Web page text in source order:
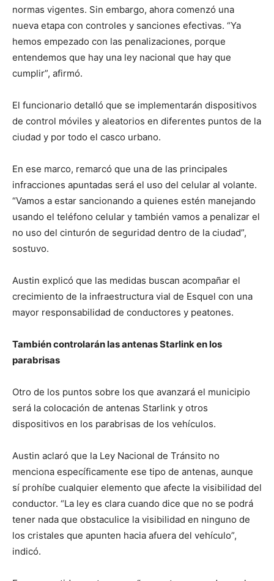
normas vigentes. Sin embargo, ahora comenzó una
nueva etapa con controles y sanciones efectivas. “Ya
hemos empezado con las penalizaciones, porque
entendemos que hay una ley nacional que hay que
cumplir”, afirmó.
El funcionario detalló que se implementarán dispositivos
de control móviles y aleatorios en diferentes puntos de la
ciudad y por todo el casco urbano.
En ese marco, remarcó que una de las principales
infracciones apuntadas será el uso del celular al volante.
“Vamos a estar sancionando a quienes estén manejando
usando el teléfono celular y también vamos a penalizar el
no uso del cinturón de seguridad dentro de la ciudad”,
sostuvo.
Austin explicó que las medidas buscan acompañar el
crecimiento de la infraestructura vial de Esquel con una
mayor responsabilidad de conductores y peatones.
También controlarán las antenas Starlink en los
parabrisas
Otro de los puntos sobre los que avanzará el municipio
será la colocación de antenas Starlink y otros
dispositivos en los parabrisas de los vehículos.
Austin aclaró que la Ley Nacional de Tránsito no
menciona específicamente ese tipo de antenas, aunque
sí prohíbe cualquier elemento que afecte la visibilidad del
conductor. “La ley es clara cuando dice que no se podrá
tener nada que obstaculice la visibilidad en ninguno de
los cristales que apunten hacia afuera del vehículo”,
indicó.